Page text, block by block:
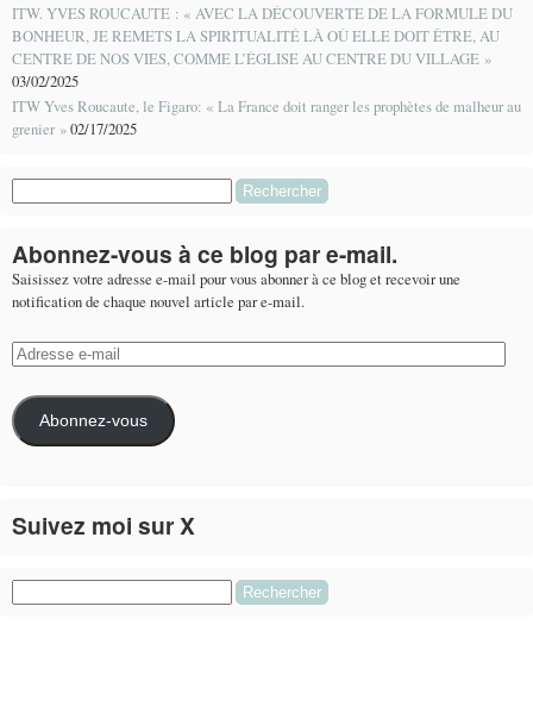
ITW. YVES ROUCAUTE : « AVEC LA DÉCOUVERTE DE LA FORMULE DU
BONHEUR, JE REMETS LA SPIRITUALITÉ LÀ OÙ ELLE DOIT ÊTRE, AU
CENTRE DE NOS VIES, COMME L’ÉGLISE AU CENTRE DU VILLAGE »
03/02/2025
ITW Yves Roucaute, le Figaro: « La France doit ranger les prophètes de malheur au
grenier »02/17/2025
Abonnez-vous à ce blog par e-mail.
Saisissez votre adresse e-mail pour vous abonner à ce blog et recevoir une
notification de chaque nouvel article par e-mail.
Adresse
e-
mail
Abonnez-vous
Suivez moi sur X